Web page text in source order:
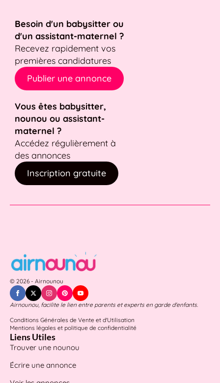
Besoin d'un babysitter ou
d'un assistant-maternel ?
Recevez rapidement vos
premières candidatures
Publier une annonce
Vous êtes babysitter,
nounou ou assistant-
maternel ?
Accédez régulièrement à
des annonces
Inscription gratuite
© 2026 - Airnounou
Airnounou, facilite le lien entre parents et experts en garde d'enfants.
Conditions Générales de Vente et d'Utilisation
Mentions légales et politique de confidentialité
Liens Utiles
Trouver une nounou
Écrire une annonce